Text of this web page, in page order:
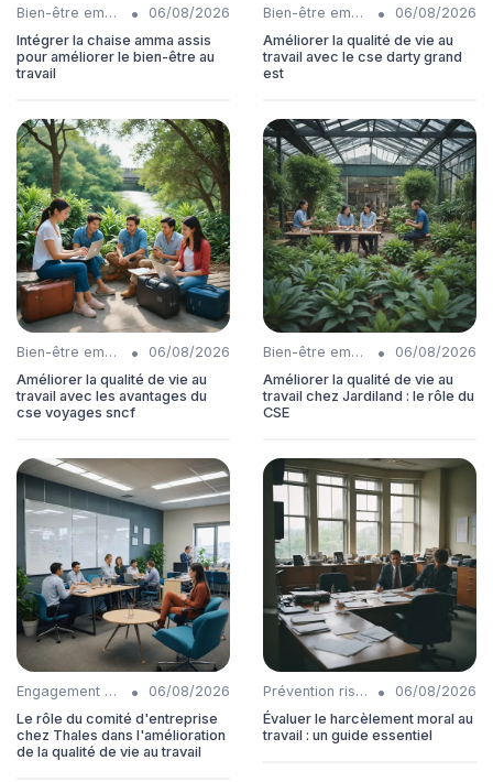
Bien-être employés •
06/08/2026
Intégrer la chaise amma assis
pour améliorer le bien-être au
travail
Bien-être employés •
06/08/2026
Améliorer la qualité de vie au
travail avec le cse darty grand
est
Bien-être employés •
06/08/2026
Améliorer la qualité de vie au
travail avec les avantages du
cse voyages sncf
Bien-être employés •
06/08/2026
Améliorer la qualité de vie au
travail chez Jardiland : le rôle du
CSE
Engagement collaborateurs •
06/08/2026
Le rôle du comité d'entreprise
chez Thales dans l'amélioration
de la qualité de vie au travail
Prévention risques •
06/08/2026
Évaluer le harcèlement moral au
travail : un guide essentiel